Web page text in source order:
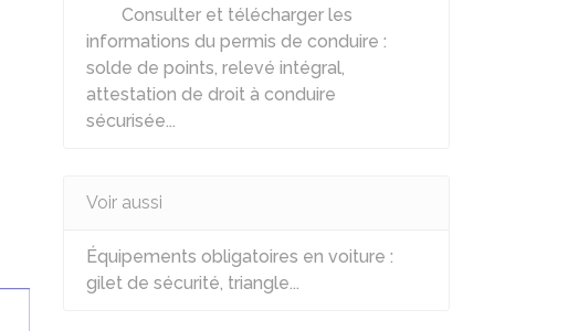
Consulter et télécharger les
informations du permis de conduire :
solde de points, relevé intégral,
attestation de droit à conduire
sécurisée...
Voir aussi
Équipements obligatoires en voiture :
gilet de sécurité, triangle...